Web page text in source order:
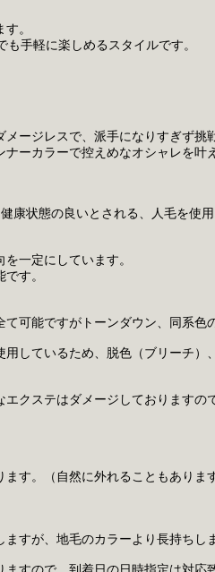
。
手軽に楽しめるスタイルです。
ージレスで、派手になりすぎず挑
ーカラーで控えめなオシャレを叶
康状態の良いとされる、人毛を使用
一定にしています。
す。
可能ですがトーンダウン、同系色
しているため、脱色（ブリーチ）
クステはダメージしておりますの
す。（自然に外れることもあり
すが、地毛のカラーより長持ちし